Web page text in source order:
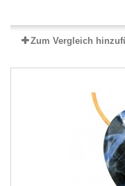
Zum Vergleich